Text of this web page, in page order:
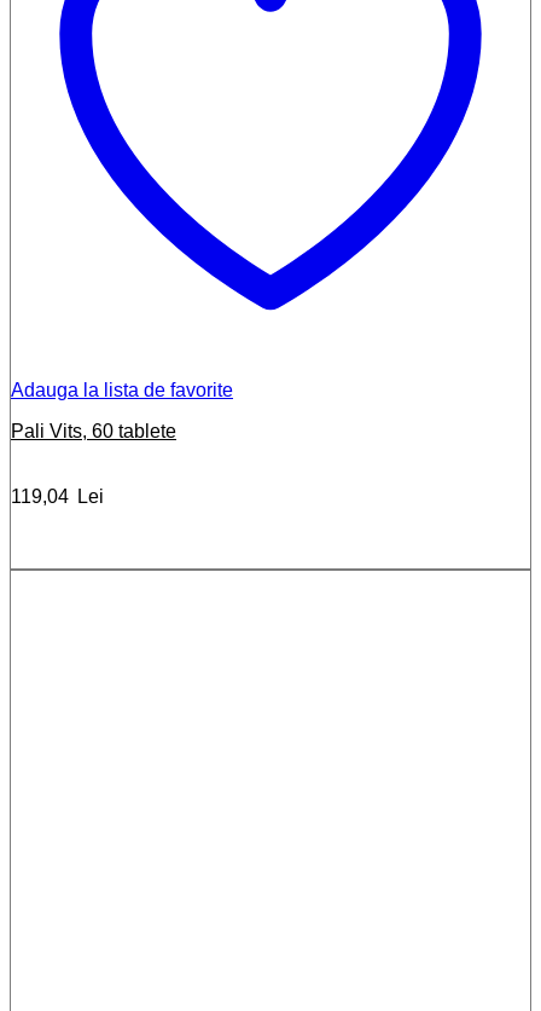
Adauga la lista de favorite
Pali Vits, 60 tablete
119,04 Lei